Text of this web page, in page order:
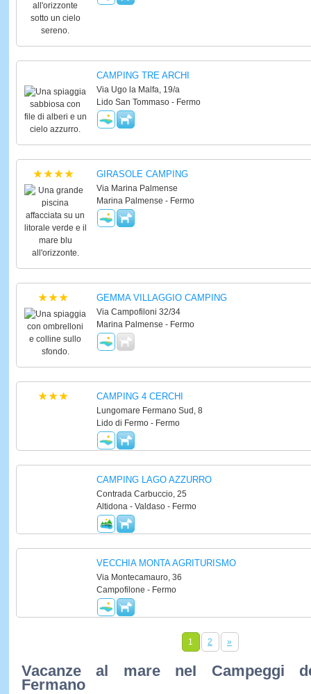
CAMPING TRE ARCHI
Via Ugo la Malfa, 19/a
Lido San Tommaso - Fermo
GIRASOLE CAMPING
Via Marina Palmense
Marina Palmense - Fermo
GEMMA VILLAGGIO CAMPING
Via Campofiloni 32/34
Marina Palmense - Fermo
CAMPING 4 CERCHI
Lungomare Fermano Sud, 8
Lido di Fermo - Fermo
CAMPING LAGO AZZURRO
Contrada Carbuccio, 25
Altidona - Valdaso - Fermo
VECCHIA MONTA AGRITURISMO
Via Montecamauro, 36
Campofilone - Fermo
1 2 »
Vacanze al mare neI Campeggi
Fermano